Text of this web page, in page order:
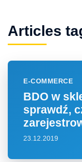
Articles
E-COMMERCE
BDO w
sprawdź,
23.12.2019